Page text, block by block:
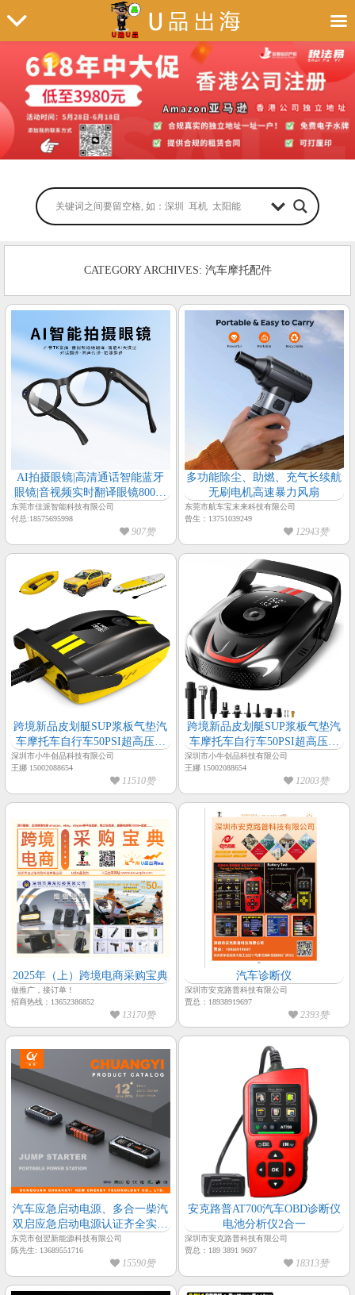
CATEGORY ARCHIVES: 汽车摩托配件
AI拍摄眼镜|高清通话智能蓝牙
眼镜|音视频实时翻译眼镜800万
像素1080P高清摄像眼镜
东莞市佳派智能科技有限公司
付总:18575695998
907赞
多功能除尘、助燃、充气长续航
无刷电机高速暴力风扇
东莞市航车宝末来科技有限公司
曾生：13751039249
12943赞
跨境新品皮划艇SUP浆板气垫汽
车摩托车自行车50PSI超高压多
种预设充气模式照明多功能充气
深圳市小牛创品科技有限公司
王娜 15002088654
11510赞
跨境新品皮划艇SUP浆板气垫汽
车摩托车自行车50PSI超高压多
种预设充气模式照明多功能充气
深圳市小牛创品科技有限公司
王娜 15002088654
12003赞
2025年（上）跨境电商采购宝典
做推广，接订单！
招商热线：13652386852
13170赞
汽车诊断仪
深圳市安克路普科技有限公司
贾总：18938919697
2393赞
汽车应急启动电源、多合一柴汽
双启应急启动电源认证齐全实力
工厂——创翌新能源
东莞市创翌新能源科技有限公司
陈先生: 13689551716
15590赞
安克路普AT700汽车OBD诊断仪
电池分析仪2合一
深圳市安克路普科技有限公司
贾总：189 3891 9697
18313赞